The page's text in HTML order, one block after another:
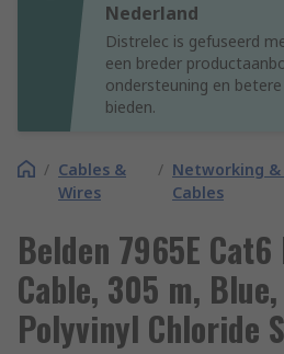
Nederland
Distrelec is gefuseerd
een breder
ondersteuning en
bieden.
/ Cables &
Wires
/ Networking &
Cables
Belden 7965E
Cable, 305 m,
Polyvinyl Chloride